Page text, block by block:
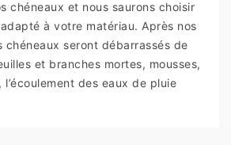
chéneaux et nous saurons choisir
à votre matériau. Après nos
chéneaux seront débarrassés de
et branches mortes, mousses,
des eaux de pluie